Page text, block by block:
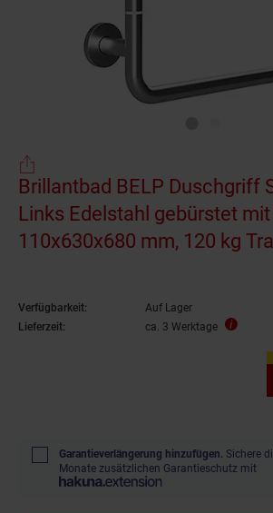
Brillantbad BELP Duschgriff
Links Edelstahl gebürstet
110x630x680 mm, 120 kg
Verfügbarkeit:
Auf Lager
Lieferzeit:
ca. 3 Werktage
Garantieverlängerung hinzufügen. Sichere
Monate zusätzlichen Garantieschutz mit